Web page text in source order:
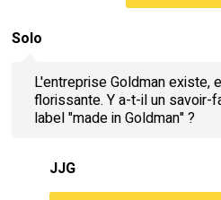
Solo
L'entreprise Goldman existe,
florissante. Y a-t-il un savoir-
label "made in Goldman" ?
JJG